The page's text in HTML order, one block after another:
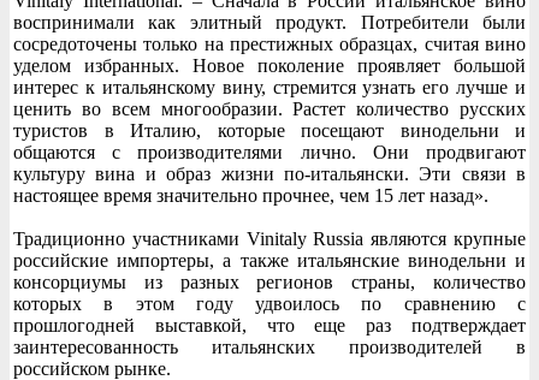
воспринимали как элитный продукт. Потребители были
сосредоточены только на престижных образцах, считая вино
уделом избранных. Новое поколение проявляет большой
интерес к итальянскому вину, стремится узнать его лучше и
ценить во всем многообразии. Растет количество русских
туристов в Италию, которые посещают винодельни и
общаются с производителями лично. Они продвигают
культуру вина и образ жизни по-итальянски. Эти связи в
настоящее время значительно прочнее, чем 15 лет назад».
Традиционно участниками Vinitaly Russia являются крупные
российские импортеры, а также итальянские винодельни и
консорциумы из разных регионов страны, количество
которых в этом году удвоилось по сравнению с
прошлогодней выставкой, что еще раз подтверждает
заинтересованность итальянских производителей в
российском рынке.